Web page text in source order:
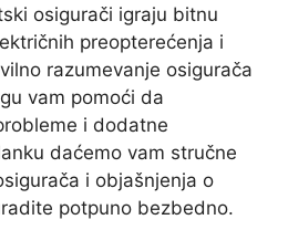
osigurači igraju bitnu
preopterećenja i
razumevanje osigurača
vam pomoći da
i dodatne
daćemo vam stručne
i objašnjenja o
potpuno bezbedno.